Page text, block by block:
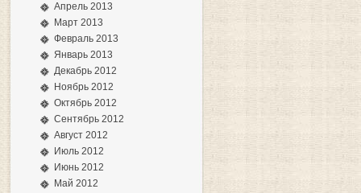
Апрель 2013
Март 2013
Февраль 2013
Январь 2013
Декабрь 2012
Ноябрь 2012
Октябрь 2012
Сентябрь 2012
Август 2012
Июль 2012
Июнь 2012
Май 2012